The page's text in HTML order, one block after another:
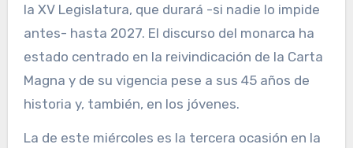
la XV Legislatura, que durará -si nadie lo impide
antes- hasta 2027. El discurso del monarca ha
estado centrado en la reivindicación de la Carta
Magna y de su vigencia pese a sus 45 años de
historia y, también, en los jóvenes.
La de este miércoles es la tercera ocasión en la